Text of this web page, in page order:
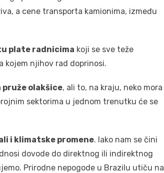
a cene transporta kamionima, između
plate radnicima koji se sve teže
kojem njihov rad doprinosi.
pruže olakšice, ali to, na kraju, neko mora
sektorima u jednom trenutku će se
i klimatske promene. Iako nam se čini
dovode do direktnog ili indirektnog
Prirodne nepogode u Brazilu utiču na